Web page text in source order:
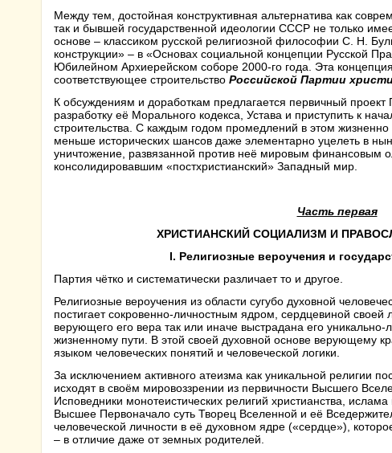
Между тем, достойная конструктивная альтернатива как
так и бывшей государственной идеологии СССР не только
основе – классиком русской религиозной философии С. Н.
конструкции» – в «Основах социальной концепции Русской
Юбилейном Архиерейском соборе 2000-го года. Эта концепция
соответствующее строительство Российской Партии
К обсуждениям и доработкам предлагается первичный
разработку её Морального кодекса, Устава и приступить к
строительства. С каждым годом промедлений в этом
меньше исторических шансов даже элементарно уцелеть в
уничтожение, развязанной против неё мировым финансовым
консолидировавшим «постхристианский» Западный мир.
Часть первая
ХРИСТИАНСКИЙ СОЦИАЛИЗМ И
I. Религиозные вероучения и
Партия чётко и систематически различает то и другое.
Религиозные вероучения из области сугубо духовной
постигает сокровенно-личностным ядром, сердцевиной своей
верующего его вера так или иначе выстрадана его
жизненному пути. В этой своей духовной основе верующему
языком человеческих понятий и человеческой логики.
За исключением активного атеизма как уникальной религии
исходят в своём мировоззрении из первичности Высшего
Исповедники монотеистических религий христианства,
Высшее Первоначало суть Творец Вселенной и её
человеческой личности в её духовном ядре («сердце»),
– в отличие даже от земных родителей.